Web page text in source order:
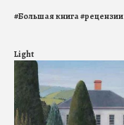
#Большая книга#рецензии
Light